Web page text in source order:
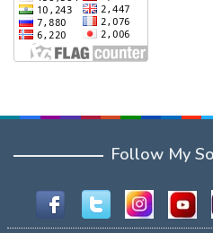
Follow My